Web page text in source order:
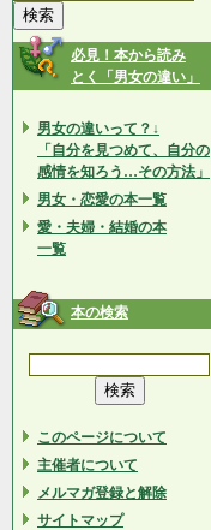
必見！本から読み
とく「男女の違い」
男女の違いって？↓
「自分を見つめて、自分の
感情を知ろう…その方法」
男女・恋愛の本一覧
愛・夫婦・結婚の本
一覧
本の検索
このページについて
主催者について
メルマガ登録と解除
サイトマップ